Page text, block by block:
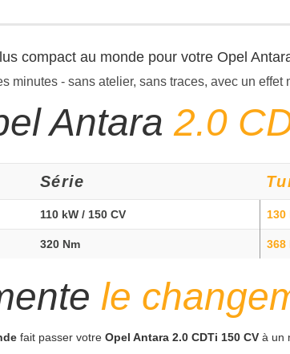
compact au monde pour votre Opel
minutes - sans atelier, sans traces, avec un
Antara 2.0
Série
110 kW / 150 CV 130
320 Nm 368
le
fait passer votre Opel Antara 2.0 CDTi 150 CVà un